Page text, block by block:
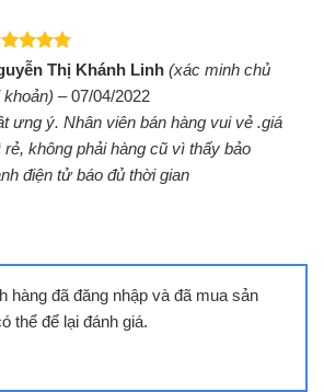
hồng ngoại
Mama
xếpThị Khánh Linh(xác minh chủ
khoản) – 07/04/2022
ưng ý. Nhân viên bán hàng vui vẻ .giá
rẻ, không phải hàng cũ vì thấy bảo
điện tử báo đủ thời gian
hàng đã đăng nhập và đã mua sản
thể để lại đánh giá.